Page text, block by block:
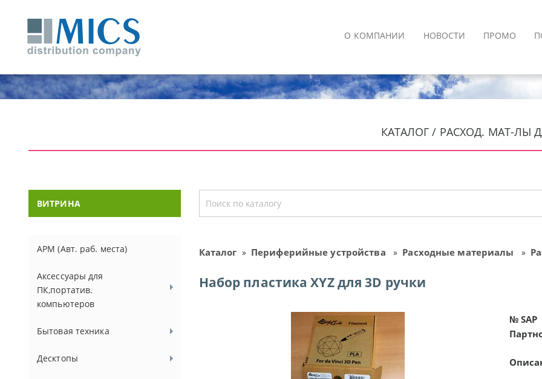
О КОМПАНИИ НОВОСТИ ПРОМО
КАТАЛОГ / РАСХОД. МАТ-ЛЫ
ВИТРИНА
АРМ (Авт. раб. места)
Аксессуары для
ПК,портатив.
компьютеров
Бытовая техника
Десктопы
Каталог » Периферийные устройства » Расходные материалы »
Набор пластика XYZ для 3D ручки
№ SAP